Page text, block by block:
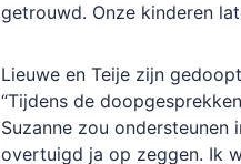
getrouwd. Onze kinderen
Lieuwe en Teije zijn
“Tijdens de
Suzanne zou
overtuigd ja op zeggen. Ik